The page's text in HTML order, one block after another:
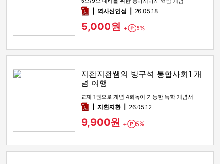
pdf역사신인섭 26.05.18
5,000원 + Point
5%
지환지환쌤의 방구석 통합사회1 개
념 여행
교재 1권으로 개념 4회독이 가능한 독학 개념서
pdf지환지환 26.05.12
9,900원 + Point
5%